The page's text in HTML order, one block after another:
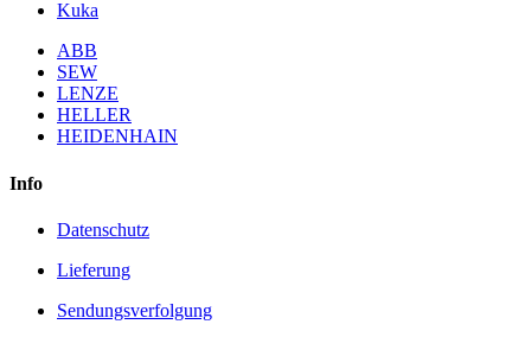
Kuka
ABB
SEW
LENZE
HELLER
HEIDENHAIN
Info
Datenschutz
Lieferung
Sendungsverfolgung